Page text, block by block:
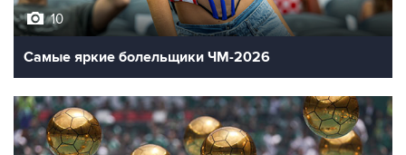
10
Самые яркие болельщики ЧМ-2026